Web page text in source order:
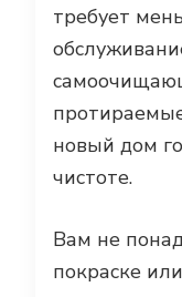
требует
новый дом
чистоте.
Вам не
покраске